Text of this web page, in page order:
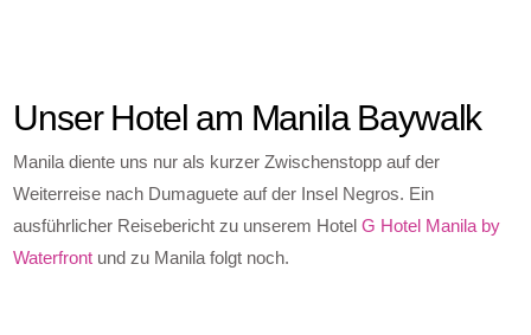
Unser Hotel am Manila Baywalk
Manila diente uns nur als kurzer Zwischenstopp auf der
Weiterreise nach Dumaguete auf der Insel Negros. Ein
ausführlicher Reisebericht zu unserem HotelG Hotel Manila by
Waterfront und zu Manila folgt noch.